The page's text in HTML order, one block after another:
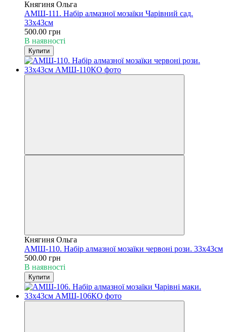
Княгиня Ольга
АМШ-111. Набір алмазної мозаїки Чарівний сад.
33х43см
500.00 грн
В наявності
Купити
Княгиня Ольга
АМШ-110. Набір алмазної мозаїки червоні рози. 33х43см
500.00 грн
В наявності
Купити